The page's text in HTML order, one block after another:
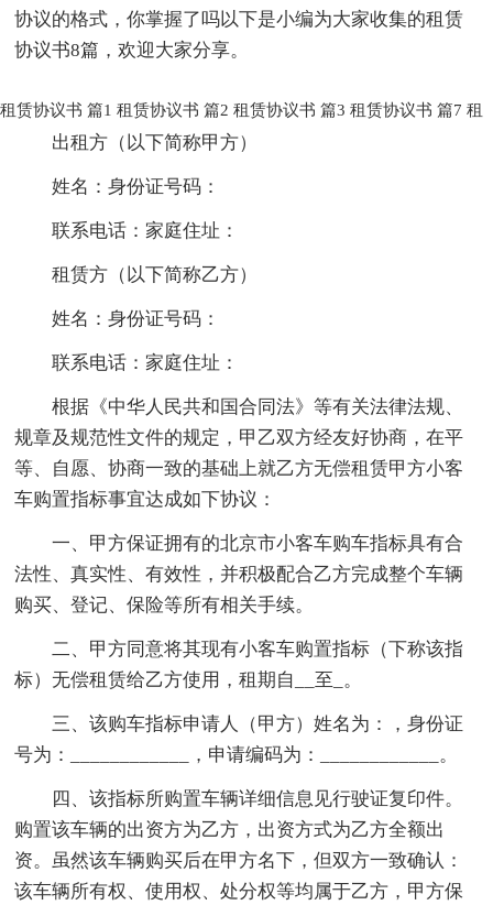
协议的格式，你掌握了吗以下是小编为大家收集的租赁
协议书8篇，欢迎大家分享。
租赁协议书 篇1
出租方（以下简称甲方）
姓名：身份证号码：
联系电话：家庭住址：
租赁方（以下简称乙方）
姓名：身份证号码：
联系电话：家庭住址：
根据《中华人民共和国合同法》等有关法律法规、
规章及规范性文件的规定，甲乙双方经友好协商，在平
等、自愿、协商一致的基础上就乙方无偿租赁甲方小客
车购置指标事宜达成如下协议：
一、甲方保证拥有的北京市小客车购车指标具有合
法性、真实性、有效性，并积极配合乙方完成整个车辆
购买、登记、保险等所有相关手续。
二、甲方同意将其现有小客车购置指标（下称该指
标）无偿租赁给乙方使用，租期自__至_。
三、该购车指标申请人（甲方）姓名为：，身份证
号为：____________，申请编码为：____________。
四、该指标所购置车辆详细信息见行驶证复印件。
购置该车辆的出资方为乙方，出资方式为乙方全额出
资。虽然该车辆购买后在甲方名下，但双方一致确认：
该车辆所有权、使用权、处分权等均属于乙方，甲方保
租赁协议书 篇2 租赁协议书 篇3 租赁协议书 篇7 租